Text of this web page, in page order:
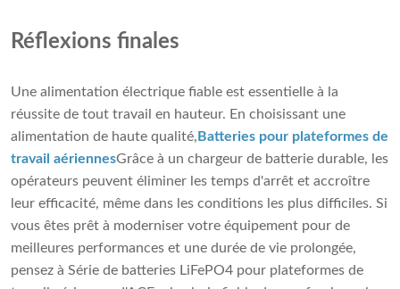
Réflexions finales
Une alimentation électrique fiable est essentielle à la
réussite de tout travail en hauteur. En choisissant une
alimentation de haute qualité, Batteries pour plateformes de
travail aériennesGrâce à un chargeur de batterie durable, les
opérateurs peuvent éliminer les temps d'arrêt et accroître
leur efficacité, même dans les conditions les plus difficiles. Si
vous êtes prêt à moderniser votre équipement pour de
meilleures performances et une durée de vie prolongée,
pensez à Série de batteries LiFePO4 pour plateformes de